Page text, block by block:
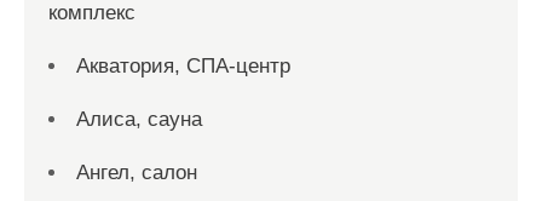
комплекс
Акватория, СПА-центр
Алиса, сауна
Ангел, салон